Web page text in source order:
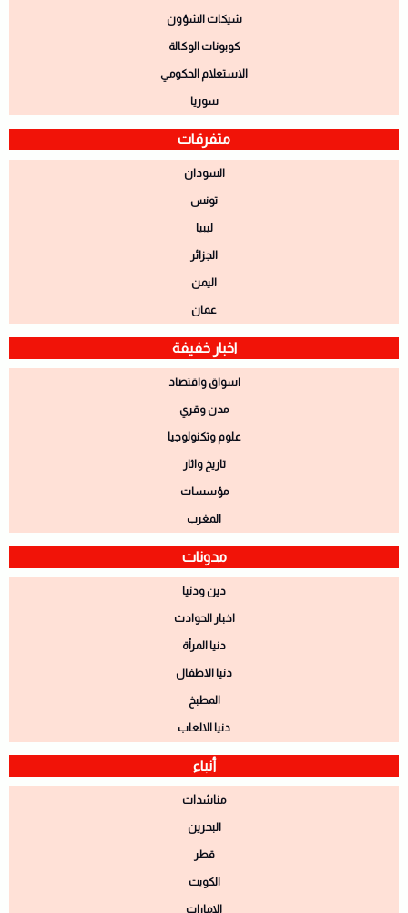
شيكات الشؤون
كوبونات الوكالة
الاستعلام الحكومي
سوريا
متفرقات
السودان
تونس
ليبيا
الجزائر
اليمن
عمان
اخبار خفيفة
اسواق واقتصاد
مدن وقري
علوم وتكنولوجيا
تاريخ واثار
مؤسسات
المغرب
مدونات
دين ودنيا
اخبار الحوادث
دنيا المرأة
دنيا الاطفال
المطبخ
دنيا الالعاب
أنباء
مناشدات
البحرين
قطر
الكويت
الامارات